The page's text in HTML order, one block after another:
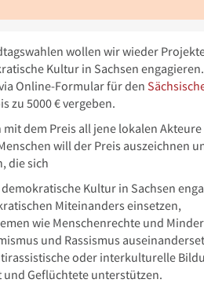
wollen wir wieder
Kultur in Sachsen
Online-Formular für den
zu 5000 € vergeben.
dem Preis all jene lokalen
will der Preis auszeichnen
die sich
Kultur in Sachsen
Miteinanders einsetzen,
wie Menschenrechte und
und Rassismus
oder interkulturelle
Geflüchtete unterstützen.